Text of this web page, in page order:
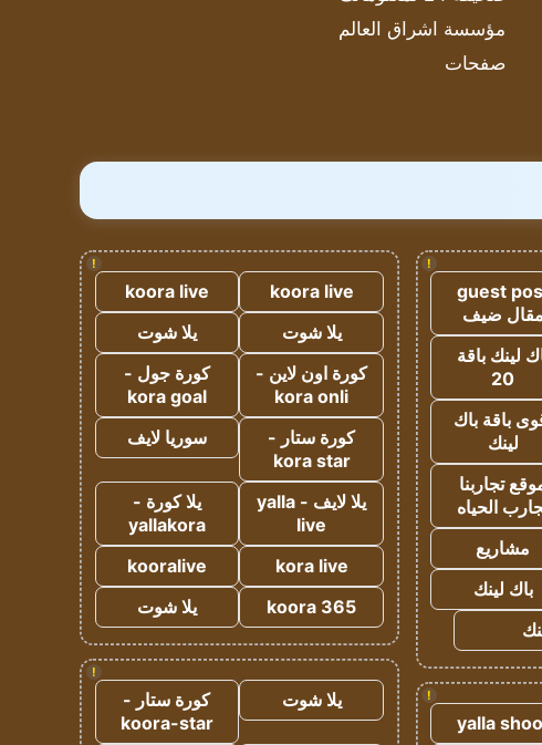
مؤسسة اشراق العالم
صفحات
!
guest
مقال ضيف
لينك باقة
20
باقة باك
لينك
تجاربنا
الحياه
مشاريع
باك لينك
!
yalla
!
koora live
koora live
يلا شوت
يلا شوت
كورة اون لاين -
kora onli
كورة جول -
kora goal
كورة ستار -
kora star
سوريا لايف
يلا لايف - yalla
live
يلا كورة -
yallakora
kora live
kooralive
koora 365
يلا شوت
!
يلا شوت
كورة ستار -
koora-star